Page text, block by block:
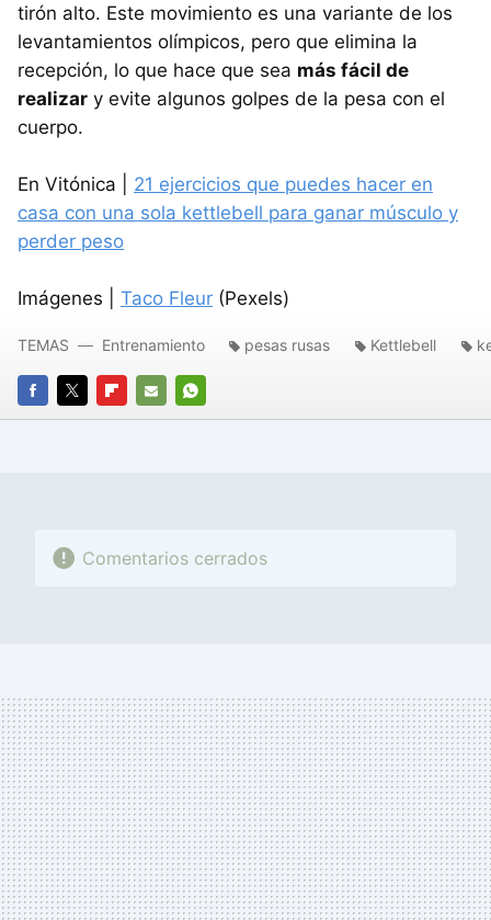
tirón alto. Este movimiento es una variante de los
levantamientos olímpicos, pero que elimina la
recepción, lo que hace que sea más fácil de
realizar y evite algunos golpes de la pesa con el
cuerpo.
En Vitónica | 21 ejercicios que puedes hacer en
casa con una sola kettlebell para ganar músculo y
perder peso
Imágenes | Taco Fleur (Pexels)
FACEBOOK
TWITTERFLIPBOARD
E-
WHATSAPP
TEMAS Entrenamiento pesas rusas Kettlebell
Comentarios cerrados